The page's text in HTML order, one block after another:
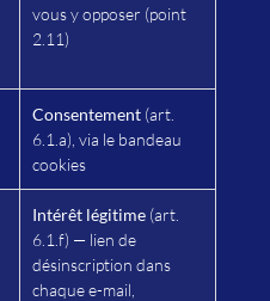
vous y opposer (point
2.11)
Consentement (art.
6.1.a), via le bandeau
cookies
Intérêt légitime (art.
6.1.f) — lien de
désinscription dans
chaque e-mail,